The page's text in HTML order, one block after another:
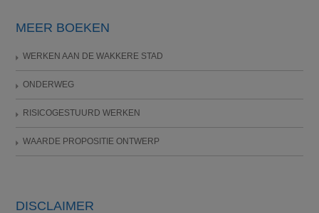
MEER BOEKEN
WERKEN AAN DE WAKKERE STAD
ONDERWEG
RISICOGESTUURD WERKEN
WAARDE PROPOSITIE ONTWERP
DISCLAIMER